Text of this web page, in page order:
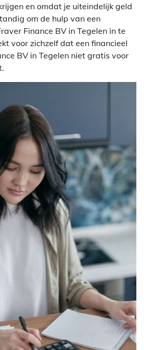
en omdat je uiteindelijk geld
om de hulp van een
Finance BV in Tegelen in te
voor zichzelf dat een financieel
BV in Tegelen niet gratis voor